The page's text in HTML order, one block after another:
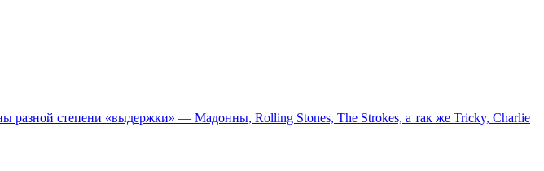
степени «выдержки» — Мадонны, Rolling Stones, The Strokes, а так же Tricky, Charlie